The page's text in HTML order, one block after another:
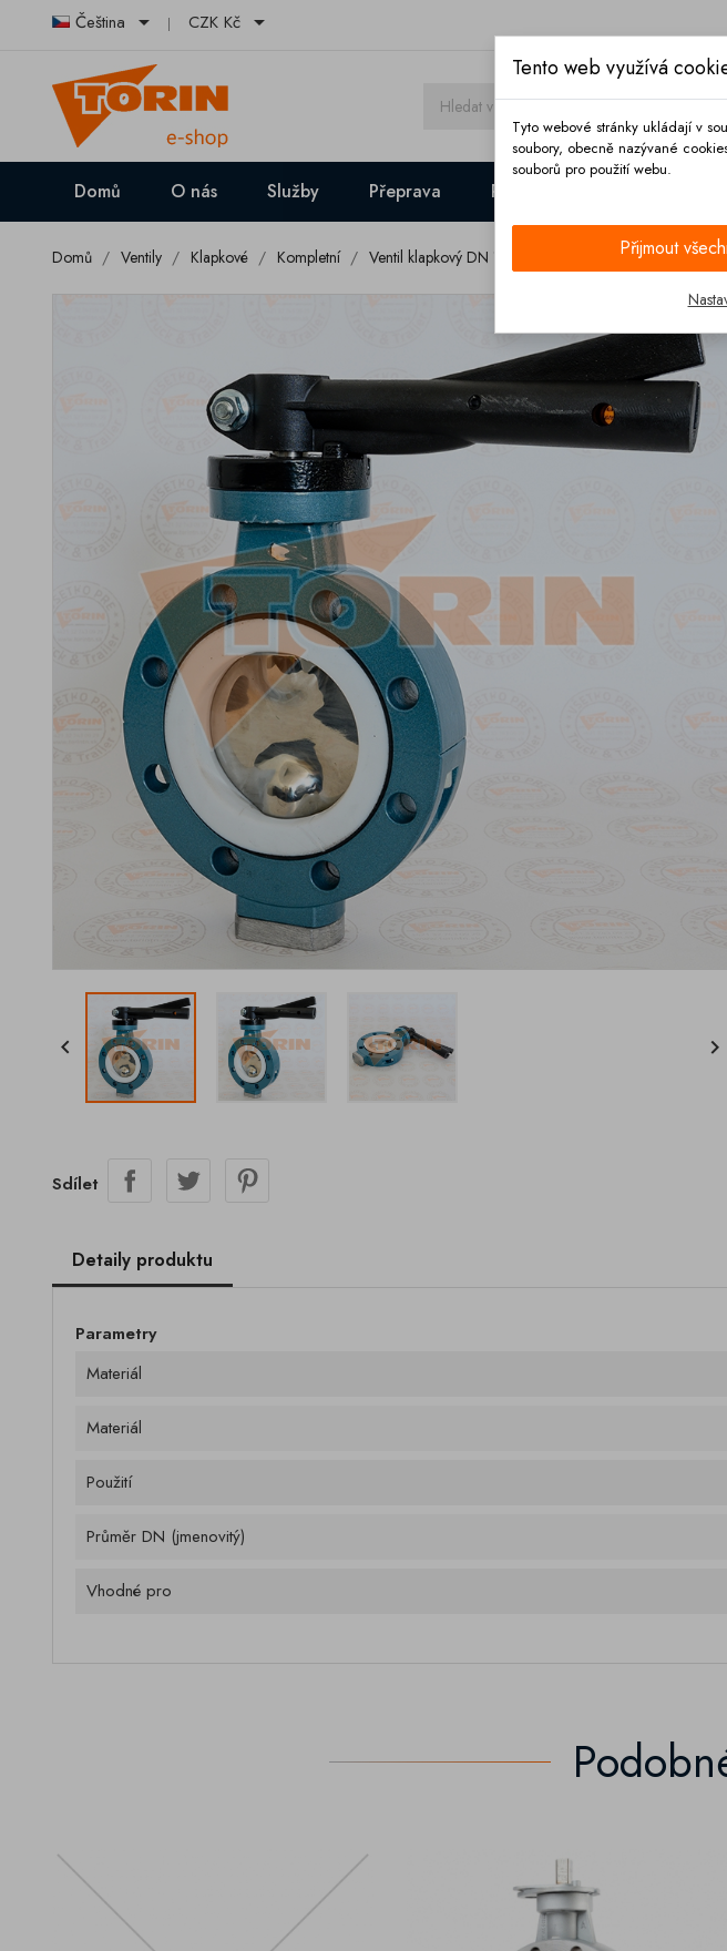
Čeština  CZK Kč 
Domů O nás Služby Přeprava Platba
Domů Ventily Klapkové Kompletní Ventil klapkový DN 100 PTFE EBRO
 
Sdílet
Detaily produktu
Parametry
Materiál
Materiál
Použití
Průměr DN (jmenovitý)
Vhodné pro
Tento web využívá
Tyto webové stránky ukládají v
soubory, obecně nazývané
souborů pro použití webu.
Přijmout